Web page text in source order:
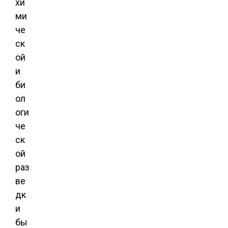
хи
ми
че
ск
ой
и
би
ол
оги
че
ск
ой
раз
ве
дк
и
бы